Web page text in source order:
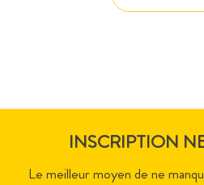
INSCRIPTION
Le meilleur moyen de ne